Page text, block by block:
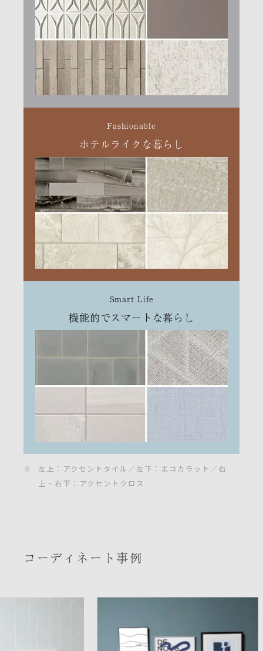
Fashionable
ホテルライクな暮らし
Smart Life
機能的でスマートな暮らし
※
左上：アクセントタイル／左下：エコカラット／右
上・右下：アクセントクロス
コーディネート事例